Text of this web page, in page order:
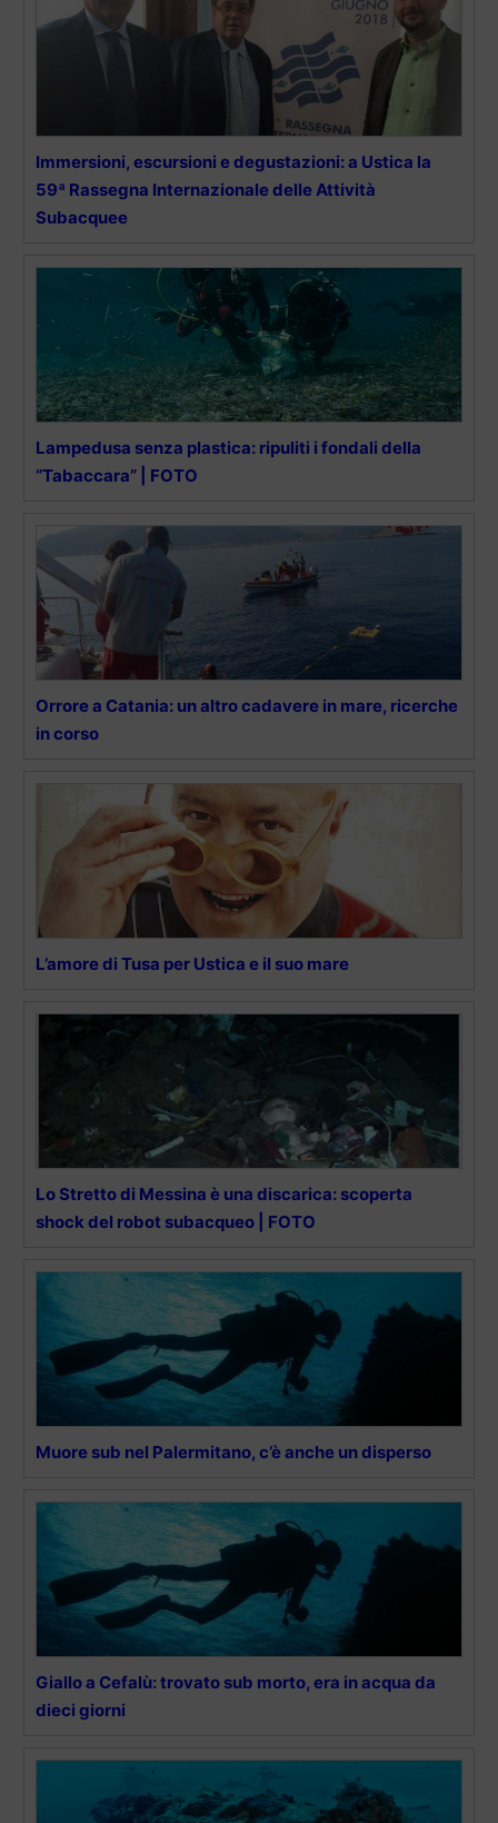
Immersioni, escursioni e degustazioni: a Ustica la
59ª Rassegna Internazionale delle Attività
Subacquee
Lampedusa senza plastica: ripuliti i fondali della
“Tabaccara” | FOTO
Orrore a Catania: un altro cadavere in mare, ricerche
in corso
L’amore di Tusa per Ustica e il suo mare
Lo Stretto di Messina è una discarica: scoperta
shock del robot subacqueo | FOTO
Muore sub nel Palermitano, c’è anche un disperso
Giallo a Cefalù: trovato sub morto, era in acqua da
dieci giorni